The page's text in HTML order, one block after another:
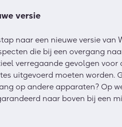
versie
naar een nieuwe versie
die bij een overgang
verregaande gevolgen
uitgevoerd moeten worden.
op andere apparaten? Op
naar boven bij een